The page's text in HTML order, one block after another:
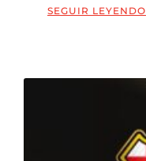
SEGUIR LEYENDO